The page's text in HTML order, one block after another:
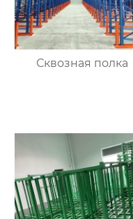
Сквозная полка